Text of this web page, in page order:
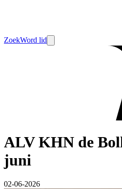
ZoekWord lid
ALV KHN de
juni
02-06-2026